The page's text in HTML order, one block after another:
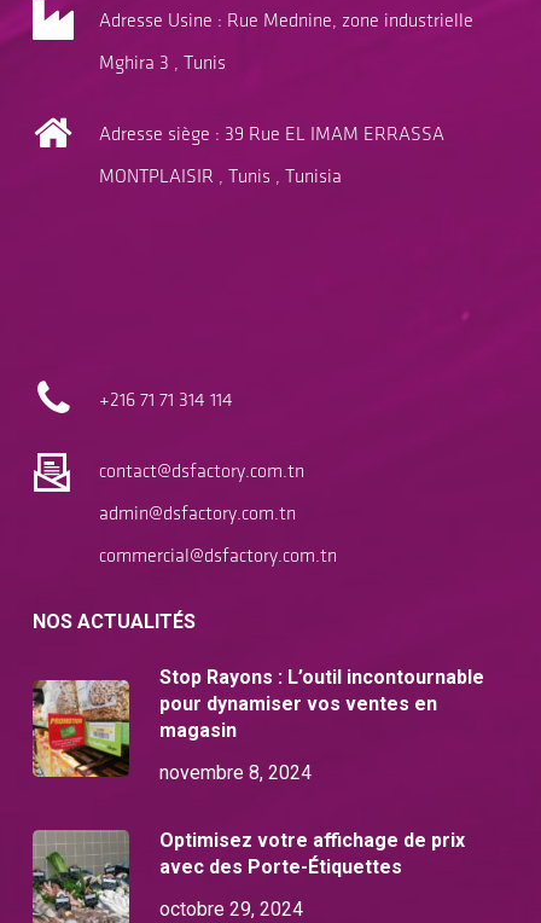
Adresse Usine : Rue Mednine, zone industrielle
Mghira 3 , Tunis
Adresse siège : 39 Rue EL IMAM ERRASSA
MONTPLAISIR , Tunis , Tunisia
+216 7171 314 114
contact@dsfactory.com.tn
admin@dsfactory.com.tn
commercial@dsfactory.com.tn
NOS ACTUALITÉS
Stop Rayons : L’outil incontournable
pour dynamiser vos ventes en
magasin
novembre 8, 2024
Optimisez votre affichage de prix
avec des Porte-Étiquettes
octobre 29, 2024